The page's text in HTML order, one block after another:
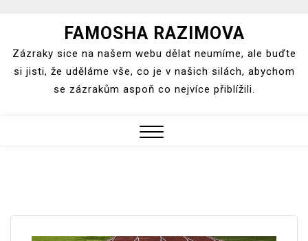
content
FAMOSHA RAZIMOVA
Zázraky sice na našem webu dělat neumíme, ale buďte
si jisti, že uděláme vše, co je v našich silách, abychom
se zázrakům aspoň co nejvíce přiblížili.